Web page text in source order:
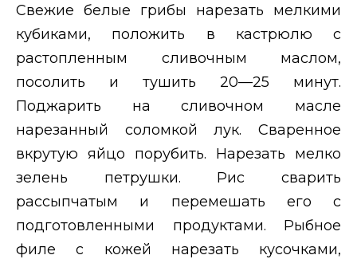
Свежие белые грибы нарезать мелкими
кубиками, положить в кастрюлю с
растопленным сливочным маслом,
посолить и тушить 20—25 минут.
Поджарить на сливочном масле
нарезанный соломкой лук. Сваренное
вкрутую яйцо порубить. Нарезать мелко
зелень петрушки. Рис сварить
рассыпчатым и перемешать его с
подготовленными продуктами. Рыбное
филе с кожей нарезать кусочками,